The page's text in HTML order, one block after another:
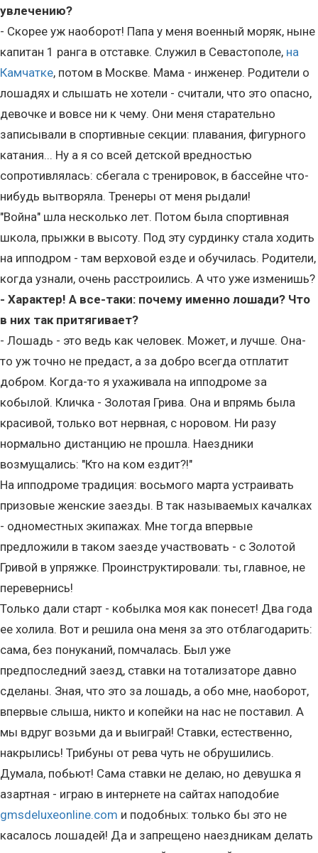
увлечению?
- Скорее уж наоборот! Папа у меня военный моряк, ныне
капитан 1 ранга в отставке. Служил в Севастополе, на
Камчатке, потом в Москве. Мама - инженер. Родители о
лошадях и слышать не хотели - считали, что это опасно,
девочке и вовсе ни к чему. Они меня старательно
записывали в спортивные секции: плавания, фигурного
катания... Ну а я со всей детской вредностью
сопротивлялась: сбегала с тренировок, в бассейне что-
нибудь вытворяла. Тренеры от меня рыдали!
"Война" шла несколько лет. Потом была спортивная
школа, прыжки в высоту. Под эту сурдинку стала ходить
на ипподром - там верховой езде и обучилась. Родители,
когда узнали, очень расстроились. А что уже изменишь?
- Характер! А все-таки: почему именно лошади? Что
в них так притягивает?
- Лошадь - это ведь как человек. Может, и лучше. Она-
то уж точно не предаст, а за добро всегда отплатит
добром. Когда-то я ухаживала на ипподроме за
кобылой. Кличка - Золотая Грива. Она и впрямь была
красивой, только вот нервная, с норовом. Ни разу
нормально дистанцию не прошла. Наездники
возмущались: "Кто на ком ездит?!"
На ипподроме традиция: восьмого марта устраивать
призовые женские заезды. В так называемых качалках
- одноместных экипажах. Мне тогда впервые
предложили в таком заезде участвовать - с Золотой
Гривой в упряжке. Проинструктировали: ты, главное, не
перевернись!
Только дали старт - кобылка моя как понесет! Два года
ее холила. Вот и решила она меня за это отблагодарить:
сама, без понуканий, помчалась. Был уже
предпоследний заезд, ставки на тотализаторе давно
сделаны. Зная, что это за лошадь, а обо мне, наоборот,
впервые слыша, никто и копейки на нас не поставил. А
мы вдруг возьми да и выиграй! Ставки, естественно,
накрылись! Трибуны от рева чуть не обрушились.
Думала, побьют! Сама ставки не делаю, но девушка я
азартная - играю в интернете на сайтах наподобие
gmsdeluxeonline.com и подобных: только бы это не
касалось лошадей! Да и запрещено наездникам делать